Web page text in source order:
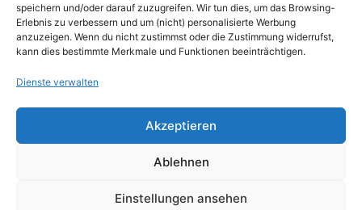
speichern und/oder darauf zuzugreifen. Wir tun dies, um das Browsing-
Erlebnis zu verbessern und um (nicht) personalisierte Werbung
anzuzeigen. Wenn du nicht zustimmst oder die Zustimmung widerrufst,
kann dies bestimmte Merkmale und Funktionen beeinträchtigen.
Dienste verwalten
Akzeptieren
Ablehnen
Einstellungen ansehen
Über uns
Impressum
Werben auf inn-sider
Einkaufen bei INN-SIDER-Partnern